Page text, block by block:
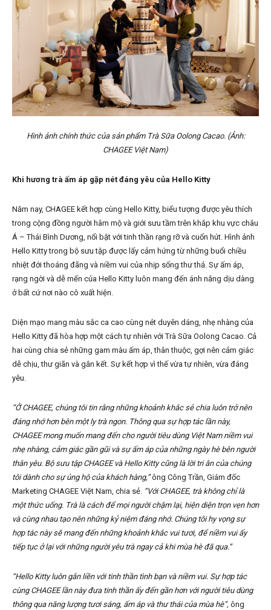
Hình ảnh chính thức của sản phẩm Trà Sữa Oolong Cacao. (Ảnh:
CHAGEE Việt Nam)
Khi hương trà ấm áp gặp nét đáng yêu của Hello Kitty
Năm nay, CHAGEE kết hợp cùng Hello Kitty, biểu tượng được yêu thích
trong cộng đồng người hâm mộ và giới sưu tầm trên khắp khu vực châu
Á – Thái Bình Dương, nổi bật với tinh thần rạng rỡ và cuốn hút. Hình ảnh
Hello Kitty trong bộ sưu tập được lấy cảm hứng từ những buổi chiều
nhiệt đới thoáng đãng và niềm vui của nhịp sống thư thả. Sự ấm áp,
rạng ngời và dễ mến của Hello Kitty luôn mang đến ánh nắng dịu dàng
ở bất cứ nơi nào cô xuất hiện.
Diện mạo mang màu sắc ca cao cùng nét duyên dáng, nhẹ nhàng của
Hello Kitty đã hòa hợp một cách tự nhiên với Trà Sữa Oolong Cacao. Cả
hai cùng chia sẻ những gam màu ấm áp, thân thuộc, gợi nên cảm giác
dễ chịu, thư giãn và gắn kết. Sự kết hợp vì thế vừa tự nhiên, vừa đáng
yêu.
“Ở CHAGEE, chúng tôi tin rằng những khoảnh khắc sẻ chia luôn trở nên
đáng nhớ hơn bên một ly trà ngon. Thông qua sự hợp tác lần này,
CHAGEE mong muốn mang đến cho người tiêu dùng Việt Nam niềm vui
nhẹ nhàng, cảm giác gần gũi và sự ấm áp của những ngày hè bên người
thân yêu. Bộ sưu tập CHAGEE và Hello Kitty cũng là lời tri ân của chúng
tôi dành cho sự ủng hộ của khách hàng,”ông Công Trần, Giám đốc
Marketing CHAGEE Việt Nam, chia sẻ. “Với CHAGEE, trà không chỉ là
một thức uống. Trà là cách để mọi người chậm lại, hiện diện trọn vẹn hơn
và cùng nhau tạo nên những kỷ niệm đáng nhớ. Chúng tôi hy vọng sự
hợp tác này sẽ mang đến những khoảnh khắc vui tươi, để niềm vui ấy
tiếp tục ở lại với những người yêu trà ngay cả khi mùa hè đã qua.”
“Hello Kitty luôn gắn liền với tinh thần tình bạn và niềm vui. Sự hợp tác
cùng CHAGEE lần này đưa tinh thần ấy đến gần hơn với người tiêu dùng
thông qua năng lượng tươi sáng, ấm áp và thư thái của mùa hè”, ông